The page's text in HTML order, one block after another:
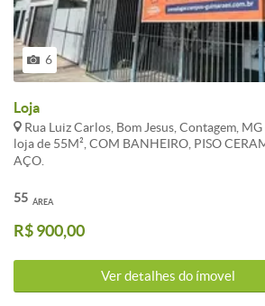
6
Loja
Rua Luiz Carlos, Bom Jesus, Contagem, MG
loja de 55M², COM BANHEIRO, PISO
AÇO.
ÁREA
55
R$ 900,00
Ver detalhes do ímovel